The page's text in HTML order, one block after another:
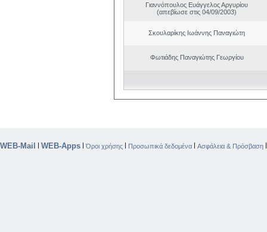
Γιαννόπουλος Ευάγγελος Αργυρίου
(απεβίωσε στις 04/09/2003)
Σκουλαρίκης Ιωάννης Παναγιώτη
Φωτιάδης Παναγιώτης Γεωργίου
WEB-Mail | WEB-Apps |Όροι χρήσης | Προσωπικά δεδομένα | Ασφάλεια & Πρόσβαση